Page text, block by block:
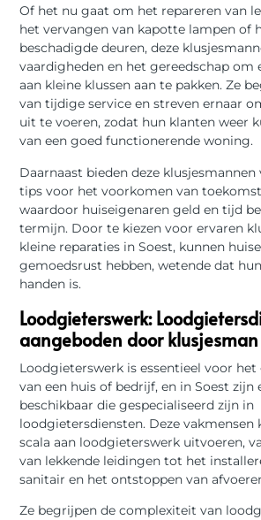
Of het nu gaat om het repareren van
het vervangen van kapotte lampen of
beschadigde deuren, deze
vaardigheden en het gereedschap om
aan kleine klussen aan te pakken. Ze
van tijdige service en streven ernaar
uit te voeren, zodat hun klanten weer
van een goed functionerende woning.
Daarnaast bieden deze klusjesmannen
tips voor het voorkomen van
waardoor huiseigenaren geld en tijd
termijn. Door te kiezen voor ervaren
kleine reparaties in Soest, kunnen
gemoedsrust hebben, wetende dat
handen is.
Loodgieterswerk:
aangeboden door klusjesman
Loodgieterswerk is essentieel voor
van een huis of bedrijf, en in Soest zijn
beschikbaar die gespecialiseerd zijn in
loodgietersdiensten. Deze vakmensen
scala aan loodgieterswerk uitvoeren,
van lekkende leidingen tot het
sanitair en het ontstoppen van
Ze begrijpen de complexiteit van